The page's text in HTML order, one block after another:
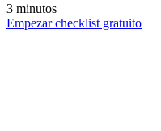
3 minutos
Empezar checklist gratuito